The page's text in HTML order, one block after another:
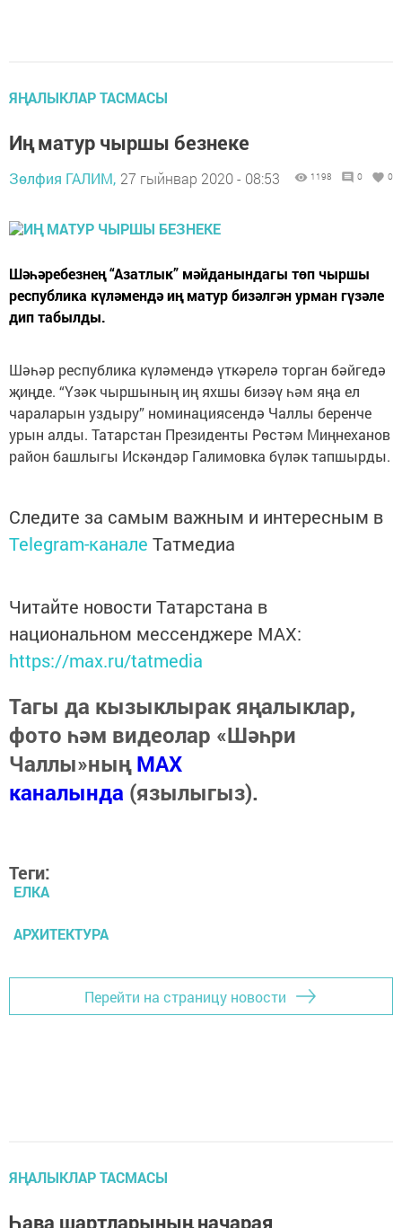
ЯҢАЛЫКЛАР ТАСМАСЫ
Иң матур чыршы безнеке
Зөлфия ГАЛИМ, 27 гыйнвар 2020 - 08:53 1198 0 0
Шәһәребезнең “Азатлык” мәйданындагы төп чыршы
республика күләмендә иң матур бизәлгән урман гүзәле
дип табылды.
Шәһәр республика күләмендә үткәрелә торган бәйгедә
җиңде. “Үзәк чыршының иң яхшы бизәү һәм яңа ел
чараларын уздыру” номинациясендә Чаллы беренче
урын алды. Татарстан Президенты Рөстәм Миңнеханов
район башлыгы Искәндәр Галимовка бүләк тапшырды.
Следите за самым важным и интересным в
Telegram-канале Татмедиа
Читайте новости Татарстана в
национальном мессенджере MАХ:
https://max.ru/tatmedia
Тагы да кызыклырак яңалыклар,
фото һәм видеолар «Шәһри
Чаллы»ныңMAX
каналында (язылыгыз).
Теги:
ЕЛКА
АРХИТЕКТУРА
Перейти на страницу новости
ЯҢАЛЫКЛАР ТАСМАСЫ
Һава шартларының начарая